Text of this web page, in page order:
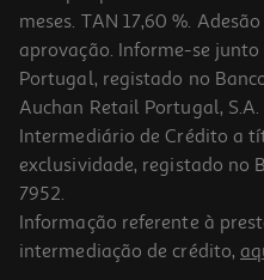
Alimento Para Peixe Lago Tetra
meses. TAN 17,60 %.
aprovação. Informe-se
Portugal, registado no
Auchan Retail Portugal,
Intermediário de Crédito a
exclusividade, registado no
7952.
Informação referente à
intermediação de crédito,